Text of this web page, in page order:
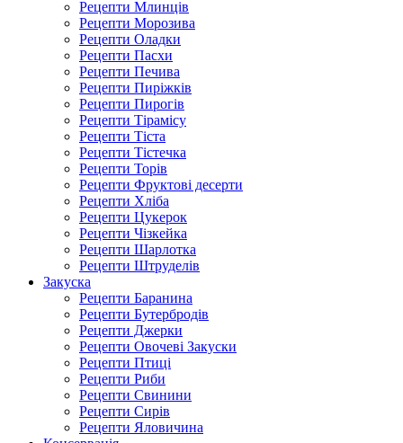
Рецепти Млинців
Рецепти Морозива
Рецепти Оладки
Рецепти Пасхи
Рецепти Печива
Рецепти Пиріжків
Рецепти Пирогів
Рецепти Тірамісу
Рецепти Тіста
Рецепти Тістечка
Рецепти Торів
Рецепти Фруктові десерти
Рецепти Хліба
Рецепти Цукерок
Рецепти Чізкейка
Рецепти Шарлотка
Рецепти Штруделів
Закуска
Рецепти Баранина
Рецепти Бутербродів
Рецепти Джерки
Рецепти Овочеві Закуски
Рецепти Птиці
Рецепти Риби
Рецепти Свинини
Рецепти Сирів
Рецепти Яловичина